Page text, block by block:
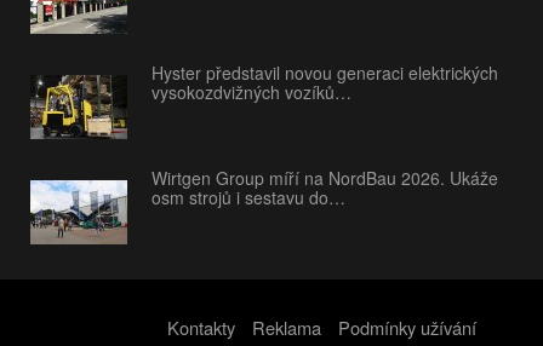
Hyster představil novou generaci elektrických
vysokozdvižných vozíků…
Wirtgen Group míří na NordBau 2026. Ukáže
osm strojů i sestavu do…
Kontakty Reklama
Podmínky užívání